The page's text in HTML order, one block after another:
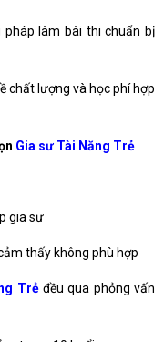
pháp làm bài thi chuẩn bị
chất lượng và học phí hợp
Gia sư Tài Năng Trẻ
gia sư
thấy không phù hợp
Trẻ đều qua phỏng vấn